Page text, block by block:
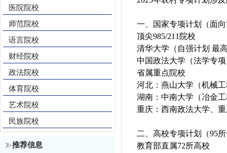
医院院校
师范院校
语言院校
财经院校
政法院校
体育院校
艺术院校
民族院校
推荐信息
一、国家专项计划（面
‌顶尖985/211院校‌
清华大学（自强计划 最
中国政法大学（法学专
‌省属重点院校‌
河北：燕山大学（机械
湖南：中南大学（冶金
重庆：西南政法大学、
二、高校专项计划（95
‌教育部直属72所高校‌